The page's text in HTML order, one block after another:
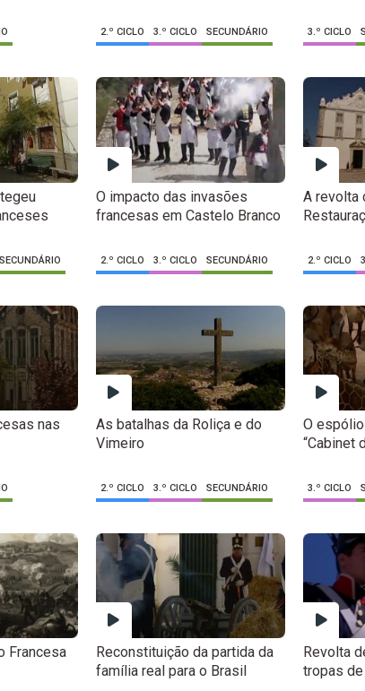
2.º CICLO 3.º CICLO SECUNDÁRIO 3.º CICLO
SECUNDÁRIO
O impacto das invasões
francesas em Castelo Branco
2.º CICLO 3.º CICLO SECUNDÁRIO
A revolta
2.º CICLO
nas
As batalhas da Roliça e do
Vimeiro
2.º CICLO 3.º CICLO SECUNDÁRIO
O
“Cabinet
3.º CICLO
Francesa
Reconstituição da partida da
família real para o Brasil
Revolta
tropas